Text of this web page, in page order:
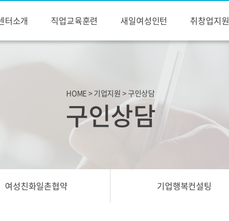
터소개 직업교육훈련 새일여성인턴 취창업지원
HOME > 기업지원 > 구인상담
구인상담
여성친화일촌협약 기업행복컨설팅